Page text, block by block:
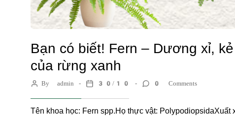
Bạn có biết! Fern – Dương xỉ,
của rừng xanh
By admin 30/10 0 Comments
Tên khoa học: Fern spp.Họ thực vật: